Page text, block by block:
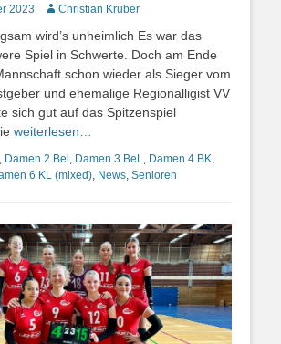
2023 AutorChristian Kruber
wird’s unheimlich Es war das
Spiel in Schwerte. Doch am Ende
schon wieder als Sieger vom
und ehemalige Regionalligist VV
sich gut auf das Spitzenspiel
weiterlesen…
, Damen 2 Bel, Damen 3 BeL, Damen 4 BK,
6 KL (mixed), News, Senioren